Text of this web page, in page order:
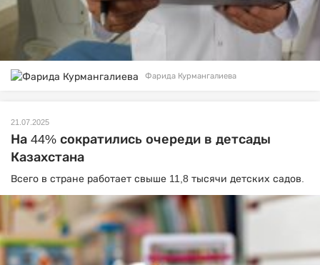
Фарида Курмангалиева
21.07.2025
На 44% сократились очереди в детсады
Казахстана
Всего в стране работает свыше 11,8 тысячи детских садов.